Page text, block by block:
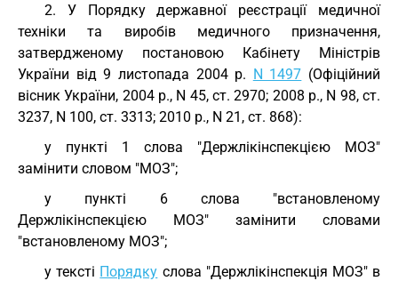
2. У Порядку державної реєстрації медичної
техніки та виробів медичного призначення,
затвердженому постановою Кабінету Міністрів
України від 9 листопада 2004 р. N 1497 (Офіційний
вісник України, 2004 р., N 45, ст. 2970; 2008 р., N 98, ст.
3237, N 100, ст. 3313; 2010 р., N 21, ст. 868):
у пункті 1 слова "Держлікінспекцією МОЗ"
замінити словом "МОЗ";
у пункті 6 слова "встановленому
Держлікінспекцією МОЗ" замінити словами
"встановленому МОЗ";
у тексті Порядку слова "Держлікінспекція МОЗ" в